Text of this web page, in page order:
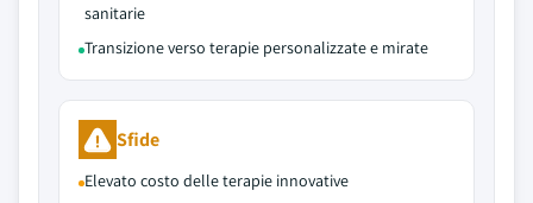
sanitarie
Transizione verso terapie personalizzate e mirate
Sfide
Elevato costo delle terapie innovative